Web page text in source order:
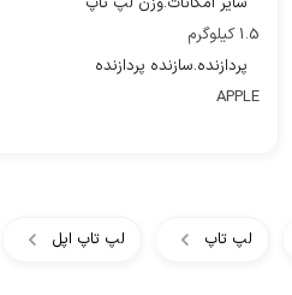
1.5 کیلوگرم
پردازنده.سازنده پردازنده
APPLE
لپ تاپ لپ تاپ اپل